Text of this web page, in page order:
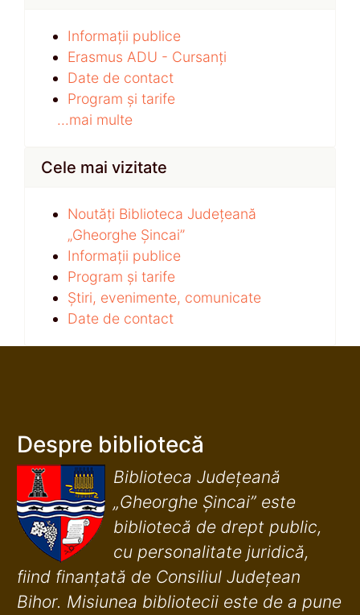
Informații publice
Erasmus ADU - Cursanți
Date de contact
Program și tarife
...mai multe
Cele mai vizitate
Noutăți Biblioteca Județeană
„Gheorghe Șincai”
Informații publice
Program și tarife
Știri, evenimente, comunicate
Date de contact
Despre bibliotecă
Biblioteca Județeană
„Gheorghe Șincai” este
bibliotecă de drept public,
cu personalitate juridică,
fiind finanţată de Consiliul Judeţean
Bihor. Misiunea bibliotecii este de a pune